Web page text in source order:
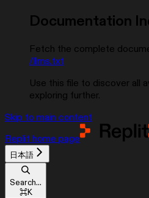
Documentation
Fetch the complete
/llms.txt
Use this file to discover all
exploring further.
Skip to main content
Replit home page
日本語
Search...
⌘K